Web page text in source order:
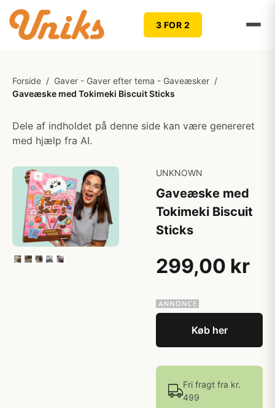
3 FOR 2
Forside / Gaver - Gaver efter tema - Gaveæsker /
Gaveæske med Tokimeki Biscuit Sticks
Dele af indholdet på denne side kan være genereret
med hjælp fra AI.
UNKNOWN
Gaveæske med
Tokimeki Biscuit
Sticks
299,00 kr
Køb her
Fri fragt fra kr.
499